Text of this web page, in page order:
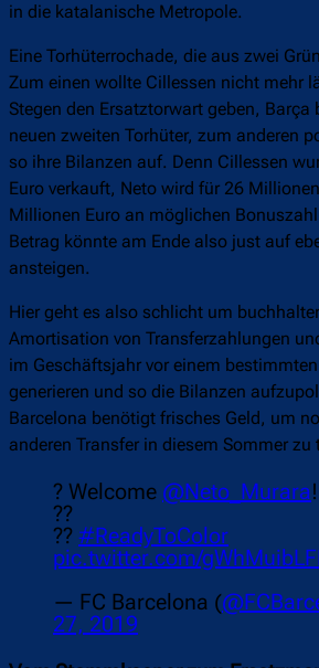
in die katalanische Metropole.
Eine Torhüterrochade, die aus zwei
Zum einen wollte Cillessen nicht mehr
Stegen den Ersatztorwart geben, Barça
neuen zweiten Torhüter, zum anderen
so ihre Bilanzen auf. Denn Cillessen
Euro verkauft, Neto wird für 26
Millionen Euro an möglichen
Betrag könnte am Ende also just auf
ansteigen.
Hier geht es also schlicht um
Amortisation von Transferzahlungen
im Geschäftsjahr vor einem
generieren und so die Bilanzen
Barcelona benötigt frisches Geld, um
anderen Transfer in diesem Sommer zu
? Welcome @Neto_Murara
??
?? #ReadyToColor
pic.twitter.com/
— FC Barcelona (
27, 2019